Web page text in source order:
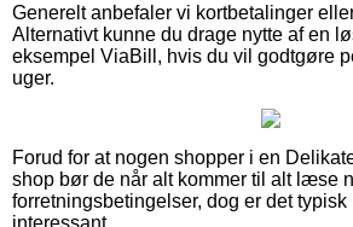
Generelt anbefaler vi kortbetalinger
Alternativt kunne du drage nytte af en
eksempel ViaBill, hvis du vil godtgøre
uger.
Forud for at nogen shopper i en
shop bør de når alt kommer til alt læse
forretningsbetingelser, dog er det
interessant.